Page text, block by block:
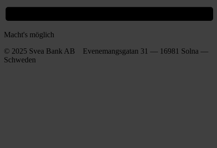
Macht's möglich
© 2025 Svea Bank AB Evenemangsgatan 31 — 16981 Solna —
Schweden